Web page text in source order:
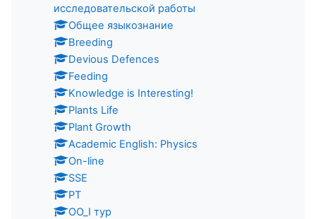
исследовательской работы
Общее языкознание
Breeding
Devious Defences
Feeding
Knowledge is Interesting!
Plants Life
Plant Growth
Academic English: Physics
On-line
SSE
PT
ОО_I тур